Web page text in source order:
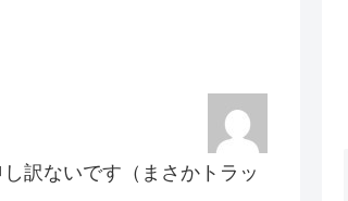
訳ないです（まさかトラッ